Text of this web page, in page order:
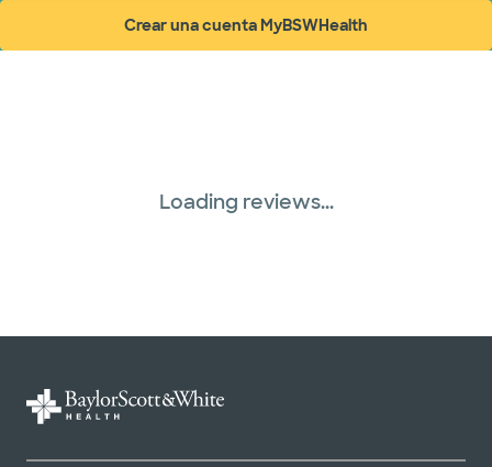
Crear una cuenta MyBSWHealth
(abre en ventana nueva)
Loading reviews...